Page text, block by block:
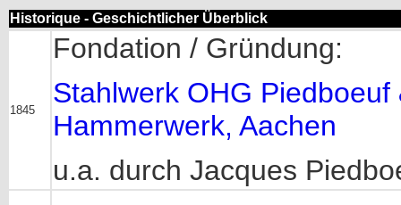
Historique - Geschichtlicher Überblick
1845
Fondation / Gründung:
Stahlwerk OHG
Hammerwerk, Aachen
u.a. durch Jacques